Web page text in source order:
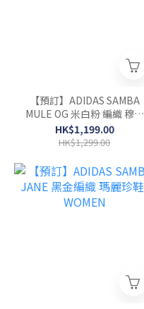
【預訂】ADIDAS SAMBA
MULE OG 米白粉 編織 穆勒
鞋-WOMEN
HK$1,199.00
HK$1,299.00